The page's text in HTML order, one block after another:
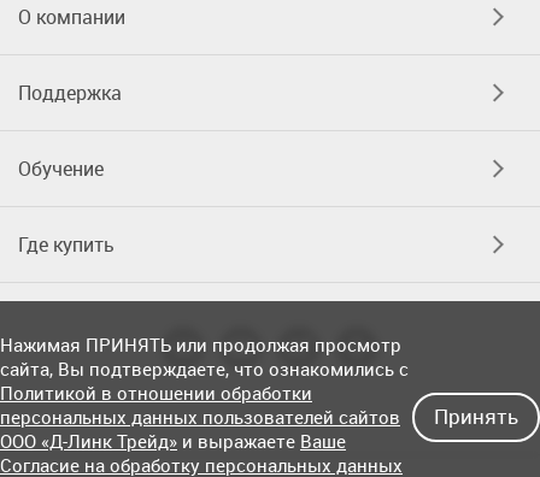
О компании
Поддержка
Обучение
Где купить
Нажимая ПРИНЯТЬ или продолжая просмотр
сайта, Вы подтверждаете, что ознакомились с
Политикой в отношении обработки
персональных данных пользователей сайтов
ООО «Д-Линк Трейд» и выражаете Ваше
Согласие на обработку персональных данных
Принять